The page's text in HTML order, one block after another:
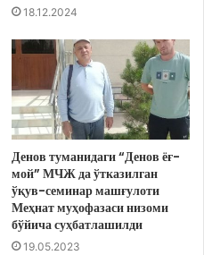
18.12.2024
Денов туманидаги “Денов ёғ-
мой” МЧЖ да ўтказилган
ўқув-семинар машғулоти
Меҳнат муҳофазаси низоми
бўйича суҳбатлашилди
19.05.2023